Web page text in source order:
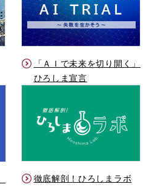
「ＡＩで未来を切り開く」
ひろしま宣言
徹底解剖！ひろしまラボ